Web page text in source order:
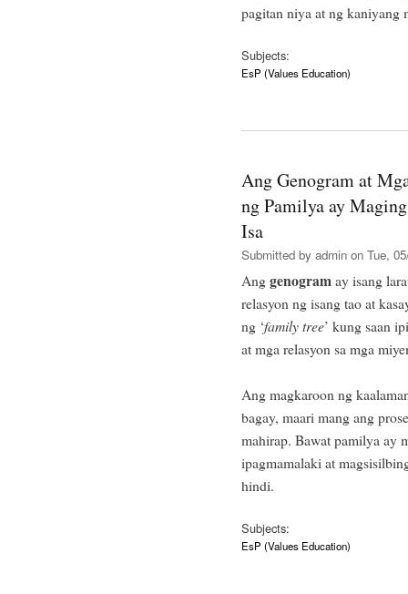
pagitan niya at ng kaniyang
Subjects:
EsP (Values Education)
Ang Genogram at
ng Pamilya ay
Isa
Submitted by admin on Tue,
Anggenogramay isang
relasyon ng isang tao at
ng ‘family tree’ kung saan
at mga relasyon sa mga
Ang magkaroon ng
bagay, maari mang ang
mahirap. Bawat pamilya ay
ipagmamalaki at
hindi.
Subjects:
EsP (Values Education)